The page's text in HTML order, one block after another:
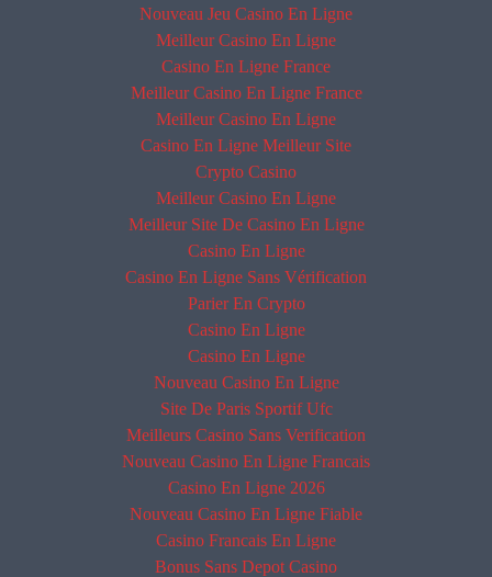
Nouveau Jeu Casino En Ligne
Meilleur Casino En Ligne
Casino En Ligne France
Meilleur Casino En Ligne France
Meilleur Casino En Ligne
Casino En Ligne Meilleur Site
Crypto Casino
Meilleur Casino En Ligne
Meilleur Site De Casino En Ligne
Casino En Ligne
Casino En Ligne Sans Vérification
Parier En Crypto
Casino En Ligne
Casino En Ligne
Nouveau Casino En Ligne
Site De Paris Sportif Ufc
Meilleurs Casino Sans Verification
Nouveau Casino En Ligne Francais
Casino En Ligne 2026
Nouveau Casino En Ligne Fiable
Casino Francais En Ligne
Bonus Sans Depot Casino